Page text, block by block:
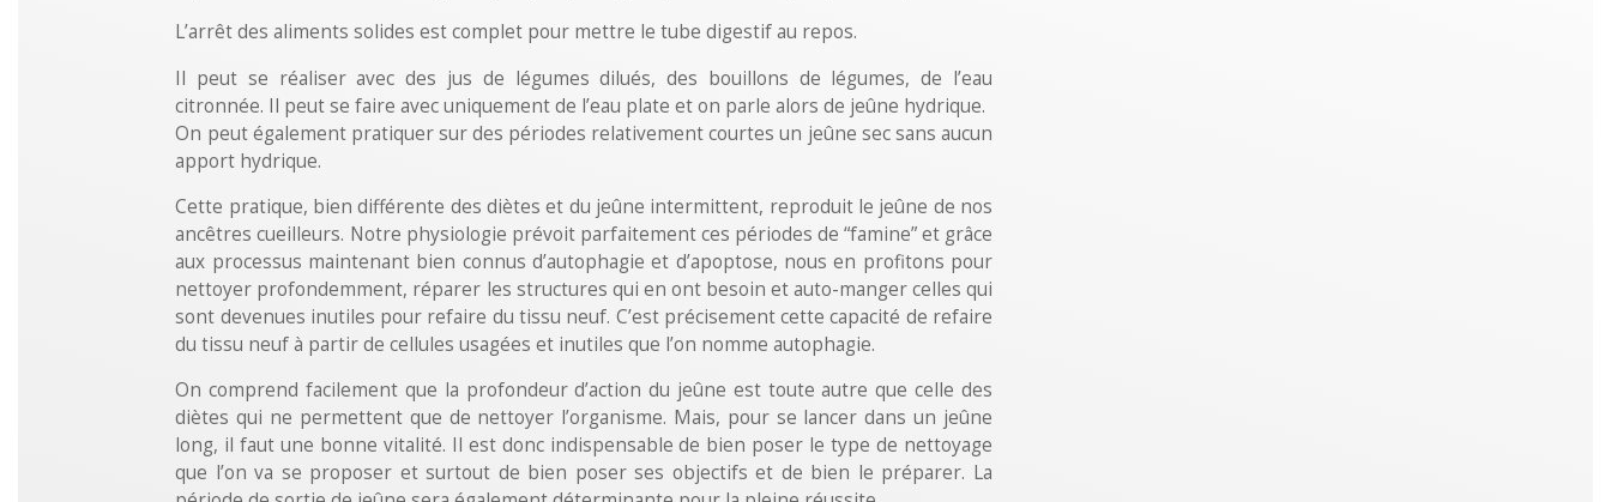
L’arrêt des aliments solides est complet pour mettre le tube digestif au repos.
Il peut se réaliser avec des jus de légumes dilués, des bouillons de légumes, de l’eau
citronnée. Il peut se faire avec uniquement de l’eau plate et on parle alors de jeûne hydrique.
On peut également pratiquer sur des périodes relativement courtes un jeûne sec sans aucun
apport hydrique.
Cette pratique, bien différente des diètes et du jeûne intermittent, reproduit le jeûne de nos
ancêtres cueilleurs. Notre physiologie prévoit parfaitement ces périodes de “famine” et grâce
aux processus maintenant bien connus d’autophagie et d’apoptose, nous en profitons pour
nettoyer profondemment, réparer les structures qui en ont besoin et auto-manger celles qui
sont devenues inutiles pour refaire du tissu neuf. C’est précisement cette capacité de refaire
du tissu neuf à partir de cellules usagées et inutiles que l’on nomme autophagie.
On comprend facilement que la profondeur d’action du jeûne est toute autre que celle des
diètes qui ne permettent que de nettoyer l’organisme. Mais, pour se lancer dans un jeûne
long, il faut une bonne vitalité. Il est donc indispensable de bien poser le type de nettoyage
que l’on va se proposer et surtout de bien poser ses objectifs et de bien le préparer. La